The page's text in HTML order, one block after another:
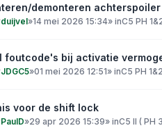
demonteren
duijvel»14 mei 2026 15:34» inC5 PH
foutcode's bij activatie
JDGC5»01 mei 2026 12:51» inC5 PH 1&2
voor de shift lock
PaulD»29 apr 2026 15:39» inC5 II ( PH